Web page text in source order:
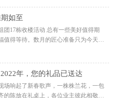
如至
17栋收楼活动 总有一些美好值得期
值得等待。数月的匠心准备只为今天向
，欢迎回家！”终于在12月31日，2022年
年，您的礼品已送达
场响起了新春歌声，一株株兰花，一包
的陈放在礼桌上，各位业主彼此相敬如